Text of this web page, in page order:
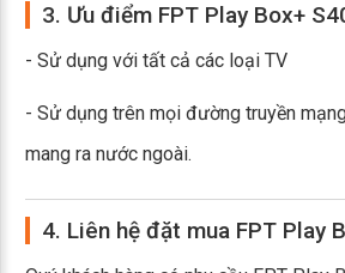
3. Ưu điểm FPT Play Box+
- Sử dụng với tất cả các loại TV
- Sử dụng trên mọi đường truyền
mang ra nước ngoài.
4. Liên hệ đặt mua FPT Play